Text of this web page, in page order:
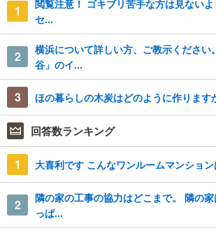
1
閲覧注意！ ゴキブリ苦手な方は見ないよ
セ...
2
横浜について詳しい方、ご教示ください
谷」のイ...
3 ほの暮らしの木炭はどのように作ります
回答数ランキング
1 大喜利です こんなワンルームマンショ
2
隣の家の工事の協力はどこまで。 隣の
っぱ...